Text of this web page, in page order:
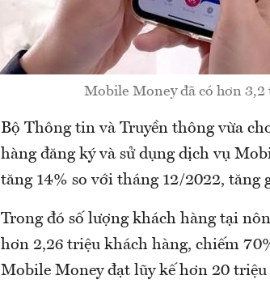
Mobile Money đã có hơn 3,2
Bộ Thông tin và Truyền thông vừa
hàng đăng ký và sử dụng dịch vụ
tăng 14% so với tháng 12/2022, tăng
Trong đó số lượng khách hàng tại
hơn 2,26 triệu khách hàng, chiếm
Mobile Money đạt lũy kế hơn 20